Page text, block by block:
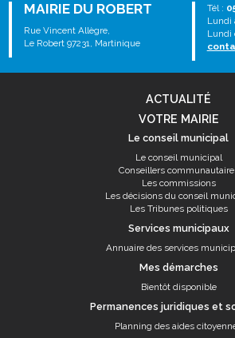
MAIRIE DU ROBERT
Rue Vincent Allègre,
Le Robert 97231, Martinique
Tél :
Lundi
Lundi
ACTUALITÉ
VOTRE MAIRIE
Le conseil municipal
Le conseil municipal
Conseillers
Les commissions
Les décisions du conseil
Les Tribunes politiques
Services municipaux
Annuaire des services
Mes démarches
Bientôt disponible
Permanences juridiques et
Planning des aides